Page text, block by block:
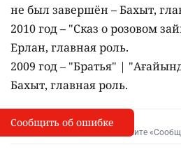
не был завершён – Бахыт,
2010 год – "Сказ о розовом
Ерлан, главная роль.
2009 год – "Братья" |
Бахыт, главная роль.
I
Сообщить об опечатке
Выделите фрагмент и нажмите
Сообщить об ошибке